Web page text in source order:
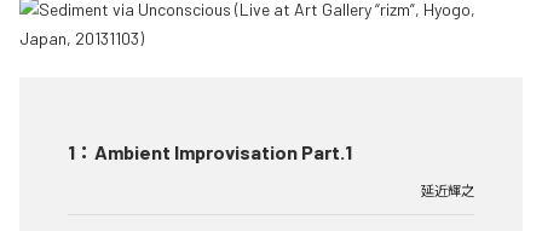
1 ： Ambient Improvisation Part.1
延近輝之